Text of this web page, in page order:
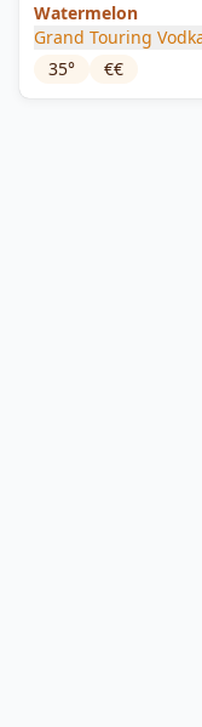
Watermelon
Grand Touring
35° €€